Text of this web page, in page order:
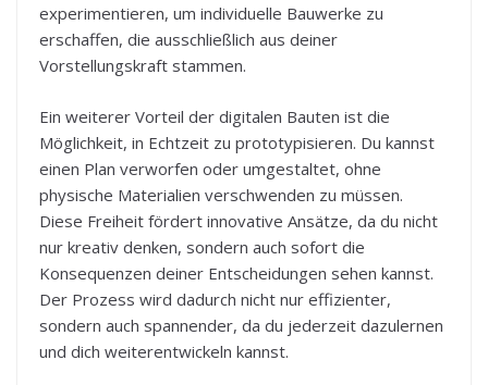
experimentieren, um individuelle Bauwerke zu
erschaffen, die ausschließlich aus deiner
Vorstellungskraft stammen.
Ein weiterer Vorteil der digitalen Bauten ist die
Möglichkeit, in Echtzeit zu prototypisieren. Du kannst
einen Plan verworfen oder umgestaltet, ohne
physische Materialien verschwenden zu müssen.
Diese Freiheit fördert innovative Ansätze, da du nicht
nur kreativ denken, sondern auch sofort die
Konsequenzen deiner Entscheidungen sehen kannst.
Der Prozess wird dadurch nicht nur effizienter,
sondern auch spannender, da du jederzeit dazulernen
und dich weiterentwickeln kannst.